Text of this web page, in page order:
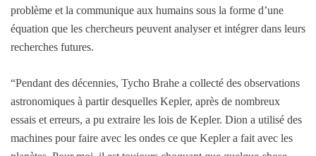
problème et la communique aux humains sous la forme d’une
équation que les chercheurs peuvent analyser et intégrer dans leurs
recherches futures.
“Pendant des décennies, Tycho Brahe a collecté des observations
astronomiques à partir desquelles Kepler, après de nombreux
essais et erreurs, a pu extraire les lois de Kepler. Dion a utilisé des
machines pour faire avec les ondes ce que Kepler a fait avec les